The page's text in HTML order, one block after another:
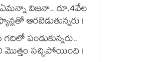
విజనా.. రూ.4వేల
ఆరబెడుతున్నరు !
పండుకున్నరు..
మొత్తం సచ్చిపోయింది !